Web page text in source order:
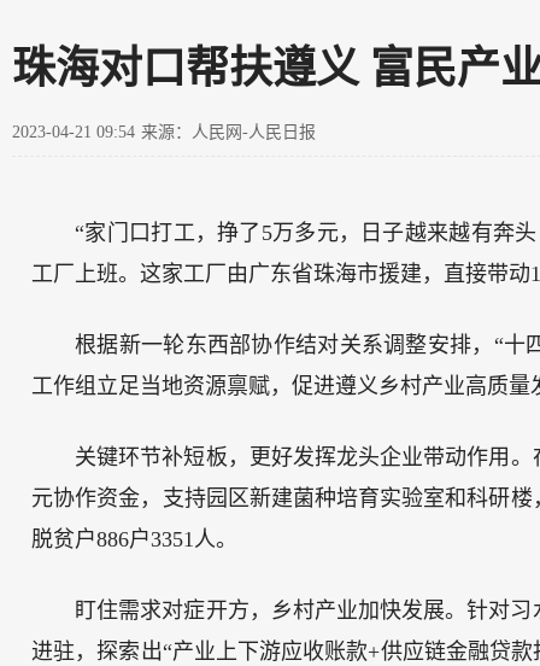
珠海对口帮扶遵义 富民产
2023-04-21 09:54 来源：人民网-人民日报
“家门口打工，挣了5万多元，日子越来越有奔
工厂上班。这家工厂由广东省珠海市援建，直接带
根据新一轮东西部协作结对关系调整安排，“
工作组立足当地资源禀赋，促进遵义乡村产业高质
关键环节补短板，更好发挥龙头企业带动作用
元协作资金，支持园区新建菌种培育实验室和科研
脱贫户886户3351人。
盯住需求对症开方，乡村产业加快发展。针对
进驻，探索出“产业上下游应收账款+供应链金融贷